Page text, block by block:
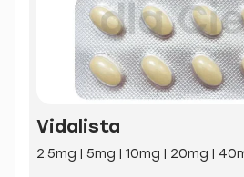
Vidalista
2.5mg | 5mg | 10mg | 20mg |